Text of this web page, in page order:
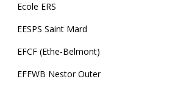
Ecole ERS
EESPS Saint Mard
EFCF (Ethe-Belmont)
EFFWB Nestor Outer